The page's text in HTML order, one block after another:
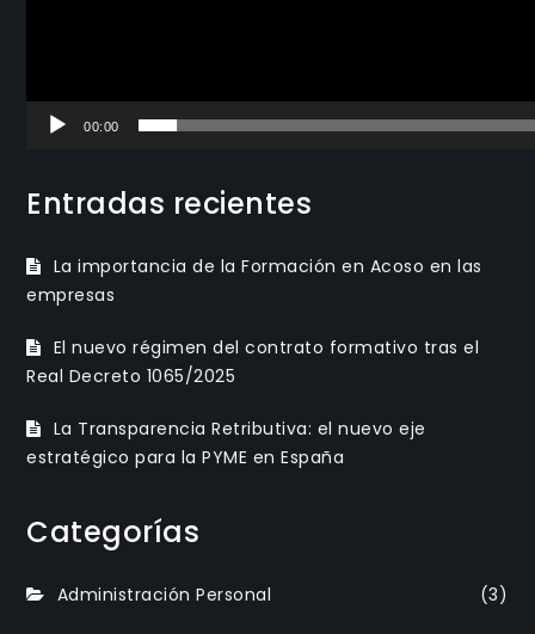
00:00
Entradas recientes
La importancia de la Formación en Acoso en las
empresas
El nuevo régimen del contrato formativo tras el
Real Decreto 1065/2025
La Transparencia Retributiva: el nuevo eje
estratégico para la PYME en España
Categorías
Administración Personal (3)